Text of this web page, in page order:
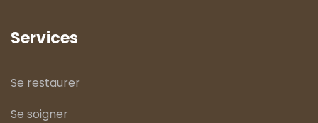
Services
Se restaurer
Se soigner